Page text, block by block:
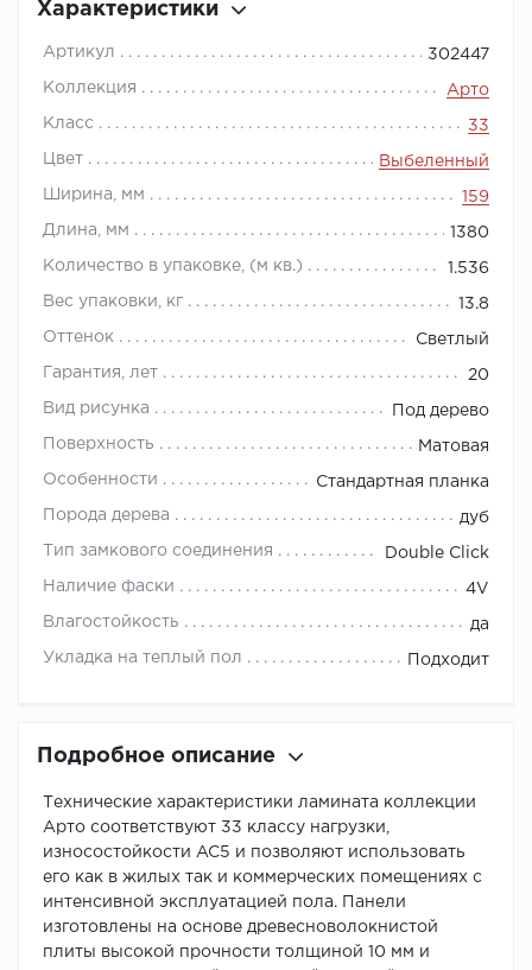
Характеристики
Артикул 302447
Коллекция Арто
Класс 33
Цвет Выбеленный
Ширина, мм 159
Длина, мм 1380
Количество в упаковке, (м кв.) 1.536
Вес упаковки, кг 13.8
Оттенок Светлый
Гарантия, лет 20
Вид рисунка Под дерево
Поверхность Матовая
Особенности Стандартная планка
Порода дерева дуб
Тип замкового соединения Double Click
Наличие фаски 4V
Влагостойкость да
Укладка на теплый пол Подходит
Подробное описание
Технические характеристики ламината коллекции
Арто соответствуют 33 классу нагрузки,
износостойкости AC5 и позволяют использовать
его как в жилых так и коммерческих помещениях с
интенсивной эксплуатацией пола. Панели
изготовлены на основе древесноволокнистой
плиты высокой прочности толщиной 10 мм и